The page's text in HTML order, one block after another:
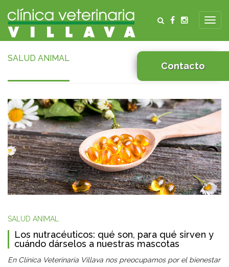
Contacto
SALUD ANIMAL
SALUD ANIMAL
Los nutracéuticos: qué son, para qué sirven y
cuándo dárselos a nuestras mascotas
En Clínica Veterinaria Villava nos preocupamos por el bienestar